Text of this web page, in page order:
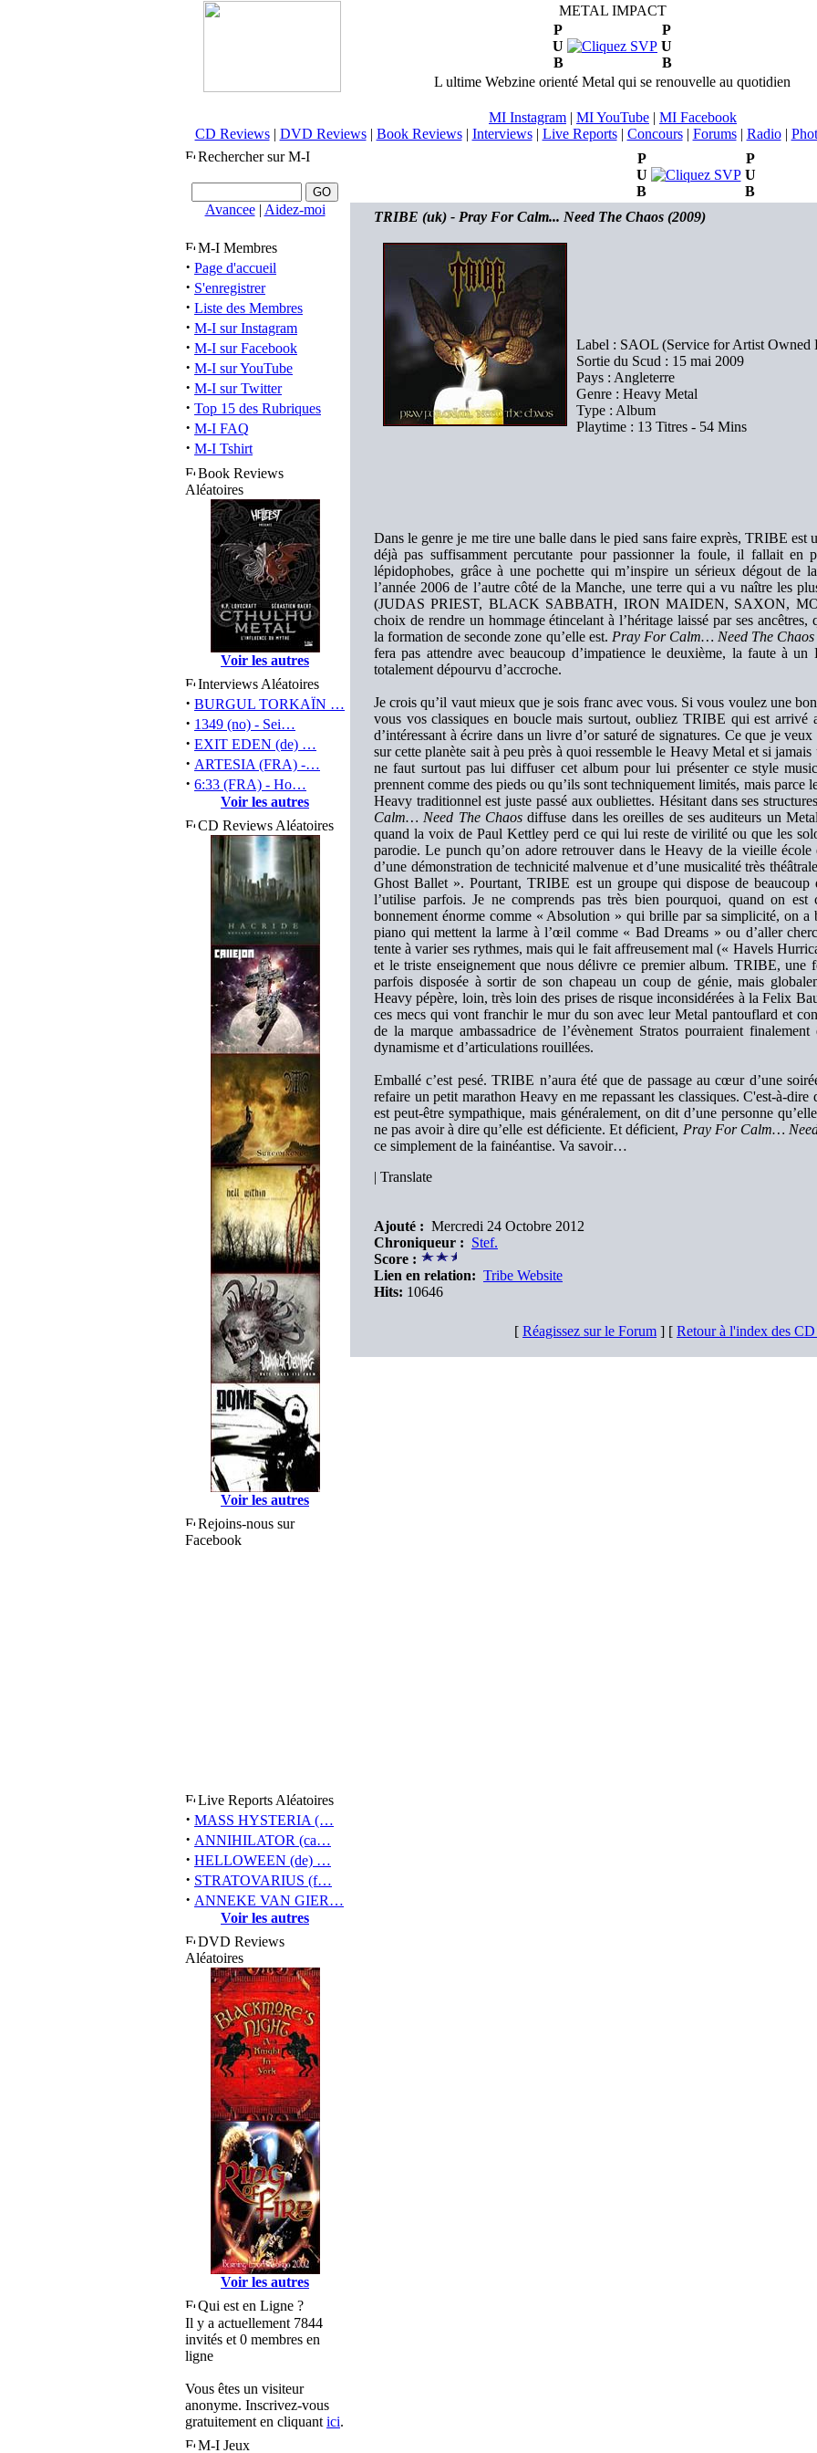
METAL IMPACT
P
U
B
P
U
B
L ultime Webzine orienté Metal qui se renouvelle au quotidien
MI Instagram | MI YouTube | MI Facebook
CD Reviews| DVD Reviews| Book Reviews| Interviews| Live Reports| Concours| Forums| Radio|
Rechercher sur M-I
Avancee| Aidez-moi
M-I Membres
· Page d'accueil
· S'enregistrer
· Liste des Membres
· M-I sur Instagram
· M-I sur Facebook
· M-I sur YouTube
· M-I sur Twitter
· Top 15 des Rubriques
· M-I FAQ
· M-I Tshirt
Book Reviews
Aléatoires
Voir les autres
Interviews Aléatoires
· BURGUL TORKAÏN …
· 1349 (no) - Sei…
· EXIT EDEN (de) …
· ARTESIA (FRA) -…
· 6:33 (FRA) - Ho…
Voir les autres
CD Reviews Aléatoires
Voir les autres
Rejoins-nous sur
Facebook
Live Reports Aléatoires
· MASS HYSTERIA (…
· ANNIHILATOR (ca…
· HELLOWEEN (de) …
· STRATOVARIUS (f…
· ANNEKE VAN GIER…
Voir les autres
DVD Reviews
Aléatoires
Voir les autres
Qui est en Ligne ?
Il y a actuellement 7844
invités et 0 membres en
ligne
Vous êtes un visiteur
anonyme. Inscrivez-vous
gratuitement en cliquant ici.
M-I Jeux
P
U
B
P
U
B
TRIBE (uk) - Pray For Calm... Need The Chaos (2009)
Label : SAOL (Service for Artist Owned
Sortie du Scud : 15 mai 2009
Pays : Angleterre
Genre : Heavy Metal
Type : Album
Playtime : 13 Titres - 54 Mins
Dans le genre je me tire une balle dans le pied sans faire exprès, TRIBE est
déjà pas suffisamment percutante pour passionner la foule, il fallait en
lépidophobes, grâce à une pochette qui m’inspire un sérieux dégout de
l’année 2006 de l’autre côté de la Manche, une terre qui a vu naître les
(JUDAS PRIEST, BLACK SABBATH, IRON MAIDEN, SAXON,
choix de rendre un hommage étincelant à l’héritage laissé par ses
la formation de seconde zone qu’elle est. Pray For Calm… Need The Chaos
fera pas attendre avec beaucoup d’impatience le deuxième, la faute à
totalement dépourvu d’accroche.
Je crois qu’il vaut mieux que je sois franc avec vous. Si vous voulez une
vous vos classiques en boucle mais surtout, oubliez TRIBE qui est arrivé
d’intéressant à écrire dans un livre d’or saturé de signatures. Ce que je
sur cette planète sait à peu près à quoi ressemble le Heavy Metal et si
ne faut surtout pas lui diffuser cet album pour lui présenter ce style
prennent comme des pieds ou qu’ils sont techniquement limités, mais parce
Heavy traditionnel est juste passé aux oubliettes. Hésitant dans ses
Calm… Need The Chaos diffuse dans les oreilles de ses auditeurs un
quand la voix de Paul Kettley perd ce qui lui reste de virilité ou que les
parodie. Le punch qu’on adore retrouver dans le Heavy de la vieille
d’une démonstration de technicité malvenue et d’une musicalité très
Ghost Ballet ». Pourtant, TRIBE est un groupe qui dispose de beaucoup
l’utilise parfois. Je ne comprends pas très bien pourquoi, quand on
bonnement énorme comme « Absolution » qui brille par sa simplicité, on a
piano qui mettent la larme à l’œil comme « Bad Dreams » ou d’aller
tente à varier ses rythmes, mais qui le fait affreusement mal (« Havels
et le triste enseignement que nous délivre ce premier album. TRIBE, une
parfois disposée à sortir de son chapeau un coup de génie, mais
Heavy pépère, loin, très loin des prises de risque inconsidérées à la Felix
ces mecs qui vont franchir le mur du son avec leur Metal pantouflard et
de la marque ambassadrice de l’évènement Stratos pourraient
dynamisme et d’articulations rouillées.
Emballé c’est pesé. TRIBE n’aura été que de passage au cœur d’une
refaire un petit marathon Heavy en me repassant les classiques. C'est-à-
est peut-être sympathique, mais généralement, on dit d’une personne
ne pas avoir à dire qu’elle est déficiente. Et déficient, Pray For Calm…
ce simplement de la fainéantise. Va savoir…
| Translate
Ajouté : Mercredi 24 Octobre 2012
Chroniqueur : Stef.
Score :
Lien en relation: Tribe Website
Hits: 10646
[ Réagissez sur le Forum ] [ Retour à l'index des